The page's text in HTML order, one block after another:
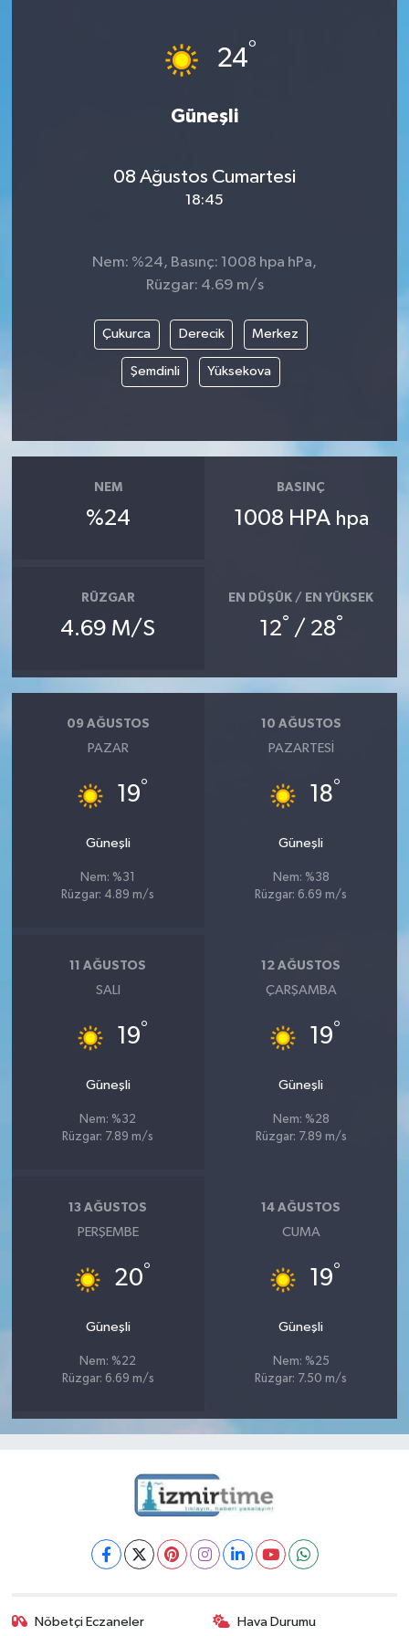
24°
Güneşli
08 Ağustos Cumartesi
18:45
Nem: %24, Basınç: 1008 hpa hPa,
Rüzgar: 4.69 m/s
Çukurca Derecik Merkez
Şemdinli Yüksekova
NEM
%24
BASINÇ
1008 HPA hpa
RÜZGAR
4.69 M/S
EN DÜŞÜK / EN YÜKSEK
12° / 28°
09 AĞUSTOS
PAZAR
19°
Güneşli
Nem: %31
Rüzgar: 4.89 m/s
10 AĞUSTOS
PAZARTESI
18°
Güneşli
Nem: %38
Rüzgar: 6.69 m/s
11 AĞUSTOS
SALI
19°
Güneşli
Nem: %32
Rüzgar: 7.89 m/s
12 AĞUSTOS
ÇARŞAMBA
19°
Güneşli
Nem: %28
Rüzgar: 7.89 m/s
13 AĞUSTOS
PERŞEMBE
20°
Güneşli
Nem: %22
Rüzgar: 6.69 m/s
14 AĞUSTOS
CUMA
19°
Güneşli
Nem: %25
Rüzgar: 7.50 m/s
Nöbetçi Eczaneler Hava Durumu